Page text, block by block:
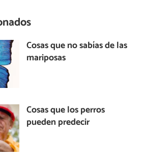
Cosas que no sabías de las
mariposas
Cosas que los perros
pueden predecir